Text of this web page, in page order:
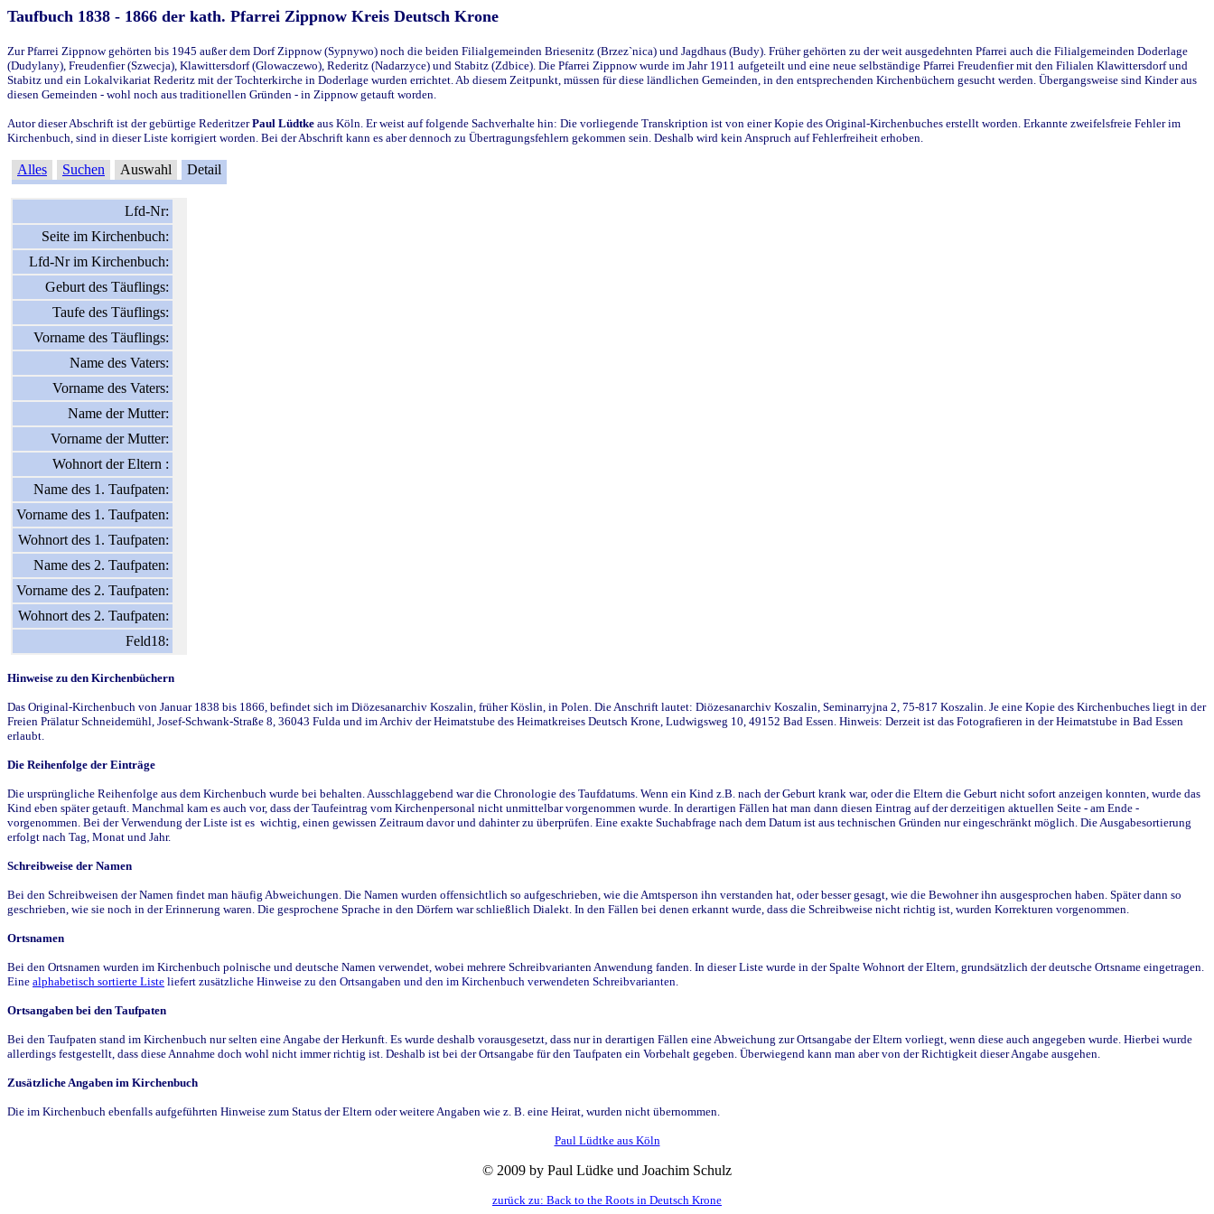
Taufbuch 1838 - 1866 der kath. Pfarrei Zippnow Kreis Deutsch Krone
Zur Pfarrei Zippnow gehörten bis 1945 außer dem Dorf Zippnow (Sypnywo) noch die beiden Filialgemeinden Briesenitz (Brzez`nica) und Jagdhaus (Budy). Früher gehörten zu der weit ausgedehnten Pfarrei auch die Filialgemeinden Doderlage
(Dudylany), Freudenfier (Szwecja), Klawittersdorf (Glowaczewo), Rederitz (Nadarzyce) und Stabitz (Zdbice). Die Pfarrei Zippnow wurde im Jahr 1911 aufgeteilt und eine neue selbständige Pfarrei Freudenfier mit den Filialen Klawittersdorf und
Stabitz und ein Lokalvikariat Rederitz mit der Tochterkirche in Doderlage wurden errichtet. Ab diesem Zeitpunkt, müssen für diese ländlichen Gemeinden, in den entsprechenden Kirchenbüchern gesucht werden. Übergangsweise sind Kinder aus
diesen Gemeinden - wohl noch aus traditionellen Gründen - in Zippnow getauft worden.
Autor dieser Abschrift ist der gebürtige RederitzerPaul Lüdtke aus Köln. Er weist auf folgende Sachverhalte hin: Die vorliegende Transkription ist von einer Kopie des Original-Kirchenbuches erstellt worden. Erkannte zweifelsfreie Fehler im
Kirchenbuch, sind in dieser Liste korrigiert worden. Bei der Abschrift kann es aber dennoch zu Übertragungsfehlern gekommen sein. Deshalb wird kein Anspruch auf Fehlerfreiheit erhoben.
Alles Suchen Auswahl Detail
Lfd-Nr:
Seite im Kirchenbuch:
Lfd-Nr im Kirchenbuch:
Geburt des Täuflings:
Taufe des Täuflings:
Vorname des Täuflings:
Name des Vaters:
Vorname des Vaters:
Name der Mutter:
Vorname der Mutter:
Wohnort der Eltern :
Name des 1. Taufpaten:
Vorname des 1. Taufpaten:
Wohnort des 1. Taufpaten:
Name des 2. Taufpaten:
Vorname des 2. Taufpaten:
Wohnort des 2. Taufpaten:
Feld18:
Hinweise zu den Kirchenbüchern
Das Original-Kirchenbuch von Januar 1838 bis 1866, befindet sich im Diözesanarchiv Koszalin, früher Köslin, in Polen. Die Anschrift lautet: Diözesanarchiv Koszalin, Seminarryjna 2, 75-817 Koszalin. Je eine Kopie des Kirchenbuches liegt in der
Freien Prälatur Schneidemühl, Josef-Schwank-Straße 8, 36043 Fulda und im Archiv der Heimatstube des Heimatkreises Deutsch Krone, Ludwigsweg 10, 49152 Bad Essen. Hinweis: Derzeit ist das Fotografieren in der Heimatstube in Bad Essen
erlaubt.
Die Reihenfolge der Einträge
Die ursprüngliche Reihenfolge aus dem Kirchenbuch wurde bei behalten. Ausschlaggebend war die Chronologie des Taufdatums. Wenn ein Kind z.B. nach der Geburt krank war, oder die Eltern die Geburt nicht sofort anzeigen konnten, wurde das
Kind eben später getauft. Manchmal kam es auch vor, dass der Taufeintrag vom Kirchenpersonal nicht unmittelbar vorgenommen wurde. In derartigen Fällen hat man dann diesen Eintrag auf der derzeitigen aktuellen Seite - am Ende -
vorgenommen. Bei der Verwendung der Liste ist es wichtig, einen gewissen Zeitraum davor und dahinter zu überprüfen. Eine exakte Suchabfrage nach dem Datum ist aus technischen Gründen nur eingeschränkt möglich. Die Ausgabesortierung
erfolgt nach Tag, Monat und Jahr.
Schreibweise der Namen
Bei den Schreibweisen der Namen findet man häufig Abweichungen. Die Namen wurden offensichtlich so aufgeschrieben, wie die Amtsperson ihn verstanden hat, oder besser gesagt, wie die Bewohner ihn ausgesprochen haben. Später dann so
geschrieben, wie sie noch in der Erinnerung waren. Die gesprochene Sprache in den Dörfern war schließlich Dialekt. In den Fällen bei denen erkannt wurde, dass die Schreibweise nicht richtig ist, wurden Korrekturen vorgenommen.
Ortsnamen
Bei den Ortsnamen wurden im Kirchenbuch polnische und deutsche Namen verwendet, wobei mehrere Schreibvarianten Anwendung fanden. In dieser Liste wurde in der Spalte Wohnort der Eltern, grundsätzlich der deutsche Ortsname eingetragen.
Eine alphabetisch sortierte Liste liefert zusätzliche Hinweise zu den Ortsangaben und den im Kirchenbuch verwendeten Schreibvarianten.
Ortsangaben bei den Taufpaten
Bei den Taufpaten stand im Kirchenbuch nur selten eine Angabe der Herkunft. Es wurde deshalb vorausgesetzt, dass nur in derartigen Fällen eine Abweichung zur Ortsangabe der Eltern vorliegt, wenn diese auch angegeben wurde. Hierbei wurde
allerdings festgestellt, dass diese Annahme doch wohl nicht immer richtig ist. Deshalb ist bei der Ortsangabe für den Taufpaten ein Vorbehalt gegeben. Überwiegend kann man aber von der Richtigkeit dieser Angabe ausgehen.
Zusätzliche Angaben im Kirchenbuch
Die im Kirchenbuch ebenfalls aufgeführten Hinweise zum Status der Eltern oder weitere Angaben wie z. B. eine Heirat, wurden nicht übernommen.
Paul Lüdtke aus Köln
© 2009 by Paul Lüdke und Joachim Schulz
zurück zu: Back to the Roots in Deutsch Krone